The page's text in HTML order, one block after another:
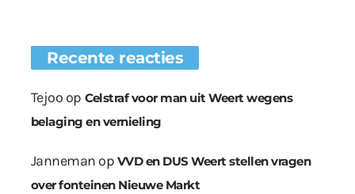
Recente reacties
Tejoo op Celstraf voor man uit Weert wegens
belaging en vernieling
Janneman op VVD en DUS Weert stellen vragen
over fonteinen Nieuwe Markt